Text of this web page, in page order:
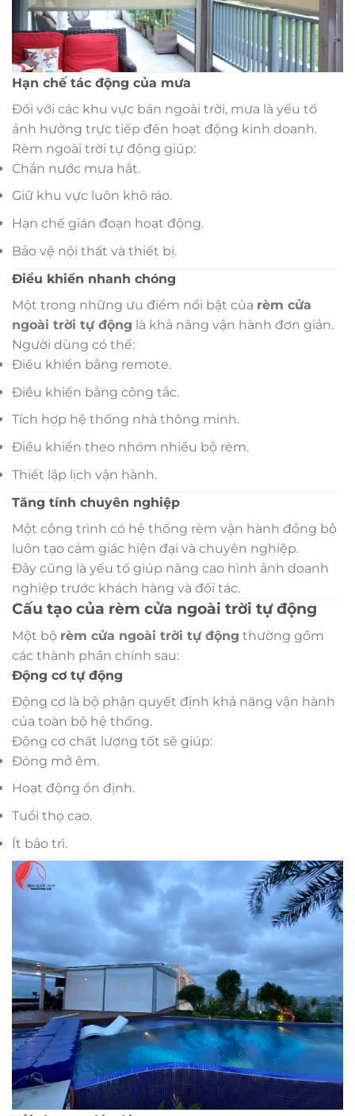
Hạn chế tác động của mưa
Đối với các khu vực bán ngoài trời, mưa là yếu tố
ảnh hưởng trực tiếp đến hoạt động kinh doanh.
Rèm ngoài trời tự động giúp:
Chắn nước mưa hắt.
Giữ khu vực luôn khô ráo.
Hạn chế gián đoạn hoạt động.
Bảo vệ nội thất và thiết bị.
Điều khiển nhanh chóng
Một trong những ưu điểm nổi bật của rèm cửa
ngoài trời tự động là khả năng vận hành đơn giản.
Người dùng có thể:
Điều khiển bằng remote.
Điều khiển bằng công tắc.
Tích hợp hệ thống nhà thông minh.
Điều khiển theo nhóm nhiều bộ rèm.
Thiết lập lịch vận hành.
Tăng tính chuyên nghiệp
Một công trình có hệ thống rèm vận hành đồng bộ
luôn tạo cảm giác hiện đại và chuyên nghiệp.
Đây cũng là yếu tố giúp nâng cao hình ảnh doanh
nghiệp trước khách hàng và đối tác.
Cấu tạo của rèm cửa ngoài trời tự động
Một bộ rèm cửa ngoài trời tự động thường gồm
các thành phần chính sau:
Động cơ tự động
Động cơ là bộ phận quyết định khả năng vận hành
của toàn bộ hệ thống.
Động cơ chất lượng tốt sẽ giúp:
Đóng mở êm.
Hoạt động ổn định.
Tuổi thọ cao.
Ít bảo trì.